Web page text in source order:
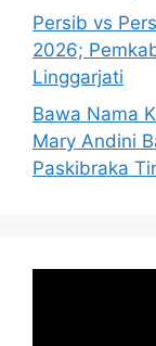
Persib vs
2026;
Linggarjati
Bawa Nama
Mary Andini
Paskibraka